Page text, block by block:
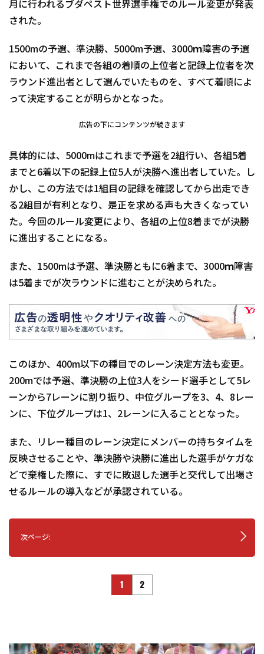
月に行われるブダペスト世界選手権でのルール変更が発表
された。
1500mの予選、準決勝、5000m予選、3000ｍ障害の予選
において、これまで各組の着順の上位者と記録上位者を次
ラウンド進出者として選んでいたものを、すべて着順によ
って決定することが明らかとなった。
広告の下にコンテンツが続きます
具体的には、5000mはこれまで予選を2組行い、各組5着
までと6着以下の記録上位5人が決勝へ進出者していた。し
かし、この方法では1組目の記録を確認してから出走でき
る2組目が有利となり、是正を求める声も大きくなってい
た。今回のルール変更により、各組の上位8着までが決勝
に進出することになる。
また、1500mは予選、準決勝ともに6着まで、3000ｍ障害
は5着までが次ラウンドに進むことが決められた。
このほか、400m以下の種目でのレーン決定方法も変更。
200mでは予選、準決勝の上位3人をシード選手として5レ
ーンから7レーンに割り振り、中位グループを3、4、8レー
ンに、下位グループは1、2レーンに入ることとなった。
また、リレー種目のレーン決定にメンバーの持ちタイムを
反映させることや、準決勝や決勝に進出した選手がケガな
どで棄権した際に、すでに敗退した選手と交代して出場さ
せるルールの導入などが承認されている。
次ページ:
1 2